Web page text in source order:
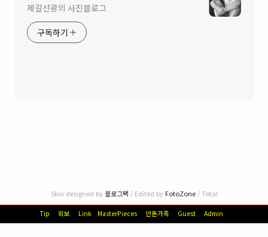
제갈선광의 사진블로그
구독하기
Skin designed by 블로그팩 / Edited by FotoZone/ Total
Tip 회보 Link MasterPieces 안톤가족 Guest Admin